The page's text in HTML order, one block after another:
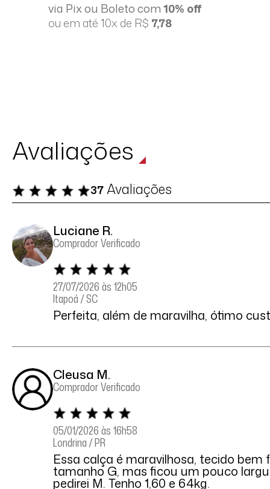
via Pix ou Boleto com10% off
ou em até 10x de R$ 7,78
Avaliações
37Avaliações
Luciane R.
Comprador Verificado
27/07/2026 às 12h05
Itapoá / SC
Perfeita, além de maravilha, ótimo
Cleusa M.
Comprador Verificado
05/01/2026 às 16h58
Londrina / PR
Essa calça é maravilhosa, tecido bem
tamanho G, mas ficou um pouco
pedirei M. Tenho 1,60 e 64kg.